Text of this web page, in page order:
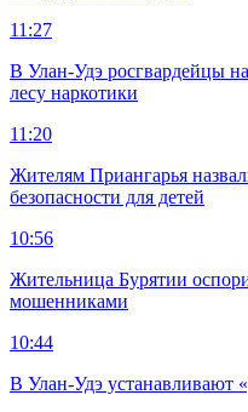
11:27
В Улан-Удэ росгвардейцы
лесу наркотики
11:20
Жителям Приангарья
безопасности для детей
10:56
Жительница Бурятии
мошенниками
10:44
В Улан-Удэ устанавливают